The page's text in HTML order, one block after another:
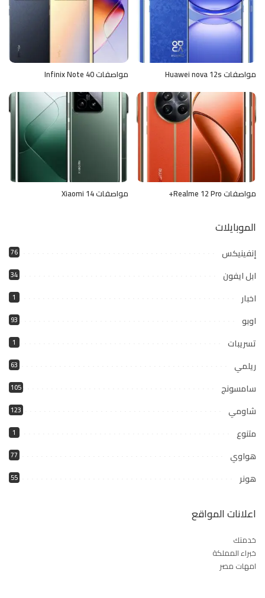
مواصفات Huawei nova 12s مواصفات Infinix Note 40
مواصفات Realme 12 Pro+ مواصفات Xiaomi 14
الموبايلات
إنفينيكس 76
ابل ايفون 34
اخبار 1
اوبو 93
تسريبات 1
ريلمي 63
سامسونج 105
شاومي 123
متنوع 1
هواوي 77
هونر 55
اعلانات المواقع
خدمتك
خبراء المملكة
امهات مصر